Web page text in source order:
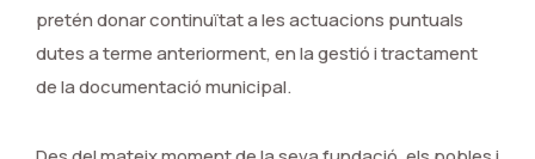
pretén donar continuïtat a les actuacions puntuals
dutes a terme anteriorment, en la gestió i tractament
de la documentació municipal.